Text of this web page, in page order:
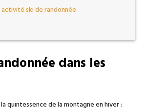
ski de randonnée
dans les
quintessence de la montagne en hiver :